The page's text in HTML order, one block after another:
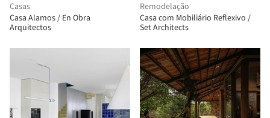
Casas
Casa Alamos / En Obra
Arquitectos
Remodelação
Casa com Mobiliário Reflexivo /
Set Architects